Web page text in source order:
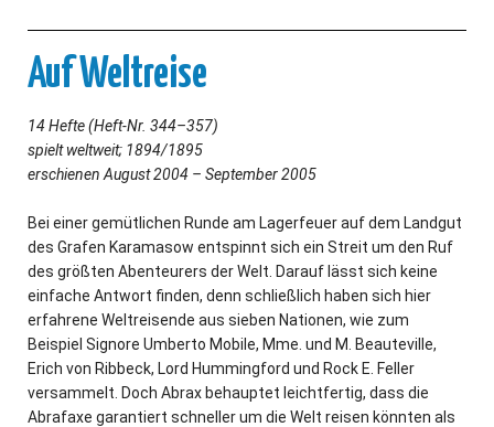
Auf Weltreise
14 Hefte (Heft-Nr. 344–357)
spielt weltweit; 1894/1895
erschienen August 2004 – September 2005
Bei einer gemütlichen Runde am Lagerfeuer auf dem Landgut
des Grafen Karamasow entspinnt sich ein Streit um den Ruf
des größten Abenteurers der Welt. Darauf lässt sich keine
einfache Antwort finden, denn schließlich haben sich hier
erfahrene Weltreisende aus sieben Nationen, wie zum
Beispiel Signore Umberto Mobile, Mme. und M. Beauteville,
Erich von Ribbeck, Lord Hummingford und Rock E. Feller
versammelt. Doch Abrax behauptet leichtfertig, dass die
Abrafaxe garantiert schneller um die Welt reisen könnten als